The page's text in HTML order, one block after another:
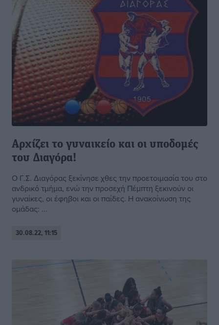
Αρχίζει το γυναικείο και οι υποδομές
του Διαγόρα!
Ο Γ.Σ. Διαγόρας ξεκίνησε χθες την προετοιμασία του στο
ανδρικό τμήμα, ενώ την προσεχή Πέμπτη ξεκινούν οι
γυναίκες, οι έφηβοι και οι παίδες. Η ανακοίνωση της
ομάδας: ...
30.08.22, 11:15